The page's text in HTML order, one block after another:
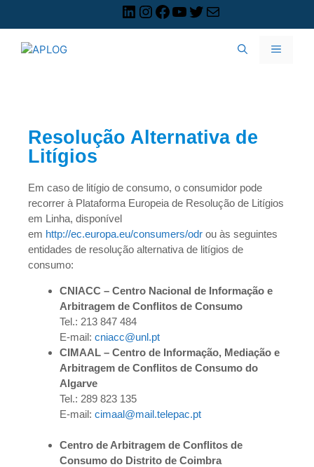
Resolução Alternativa de
Litígios
Em caso de litígio de consumo, o consumidor pode
recorrer à Plataforma Europeia de Resolução de Litígios
em Linha, disponível
em http://ec.europa.eu/consumers/odr ou às seguintes
entidades de resolução alternativa de litígios de
consumo:
CNIACC – Centro Nacional de Informação e
Arbitragem de Conflitos de Consumo
Tel.: 213 847 484
E-mail: cniacc@unl.pt
CIMAAL – Centro de Informação, Mediação e
Arbitragem de Conflitos de Consumo do
Algarve
Tel.: 289 823 135
E-mail: cimaal@mail.telepac.pt
Centro de Arbitragem de Conflitos de
Consumo do Distrito de Coimbra